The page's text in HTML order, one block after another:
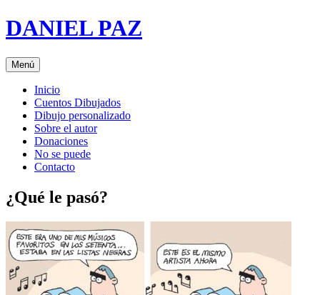
Saltar
al
DANIEL PAZ
Menú
Inicio
Cuentos Dibujados
Dibujo personalizado
Sobre el autor
Donaciones
No se puede
Contacto
¿Qué le pasó?